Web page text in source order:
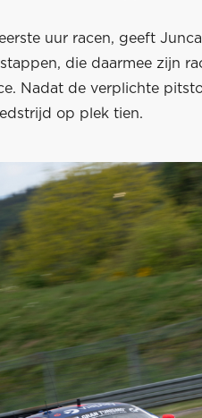
uur racen, geeft
die daarmee zijn
Nadat de verplichte
op plek tien.